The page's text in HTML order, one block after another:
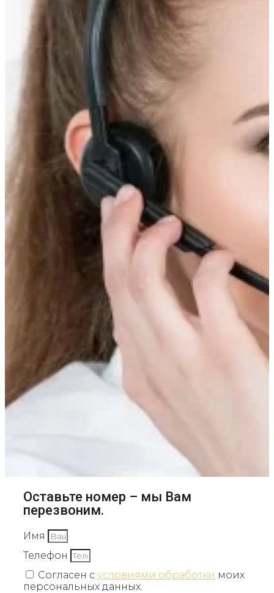
Оставьте номер – мы Вам
перезвоним.
Имя
Телефон
Согласен с условиями обработки моих
персональных данных.